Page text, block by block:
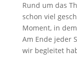
Rund um das
schon viel
Moment, in
Am Ende jeder
wir begleitet